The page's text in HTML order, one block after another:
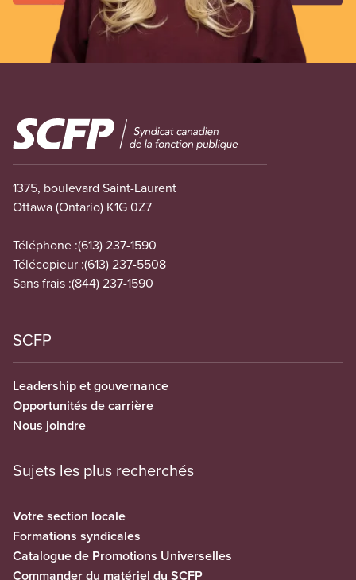
Image
1375, boulevard Saint-Laurent
Ottawa (Ontario) K1G 0Z7
Téléphone :(613) 237-1590
Télécopieur :(613) 237-5508
Sans frais :(844) 237-1590
SCFP
Leadership et gouvernance
Opportunités de carrière
Nous joindre
Sujets les plus recherchés
Votre section locale
Formations syndicales
Catalogue de Promotions Universelles
Commander du matériel du SCFP